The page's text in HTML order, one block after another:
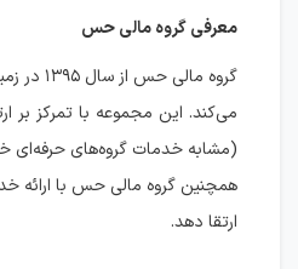
معرفی گروه مالی حس
گروه
می‌کند. این مجموعه با تمرکز بر
(مشابه خدمات گروه‌های حرفه‌ای
همچنین گروه مالی حس با ارائه
ارتقا دهد.